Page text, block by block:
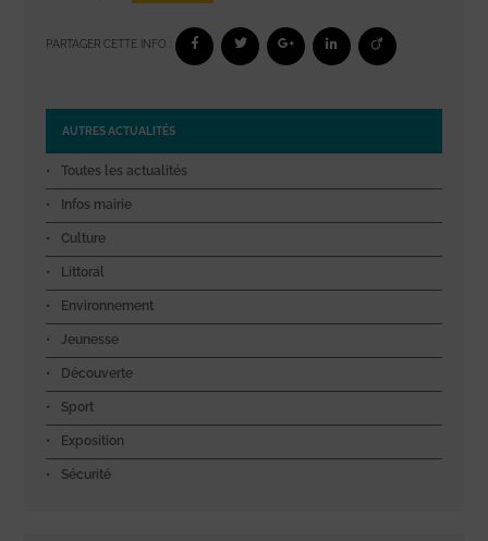
PARTAGER CETTE INFO :
AUTRES ACTUALITÉS
Toutes les actualités
Infos mairie
Culture
Littoral
Environnement
Jeunesse
Découverte
Sport
Exposition
Sécurité